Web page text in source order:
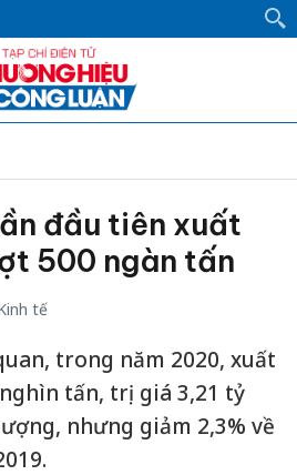
đầu tiên xuất
500 ngàn tấn
tế
trong năm 2020, xuất
tấn, trị giá 3,21 tỷ
nhưng giảm 2,3% về